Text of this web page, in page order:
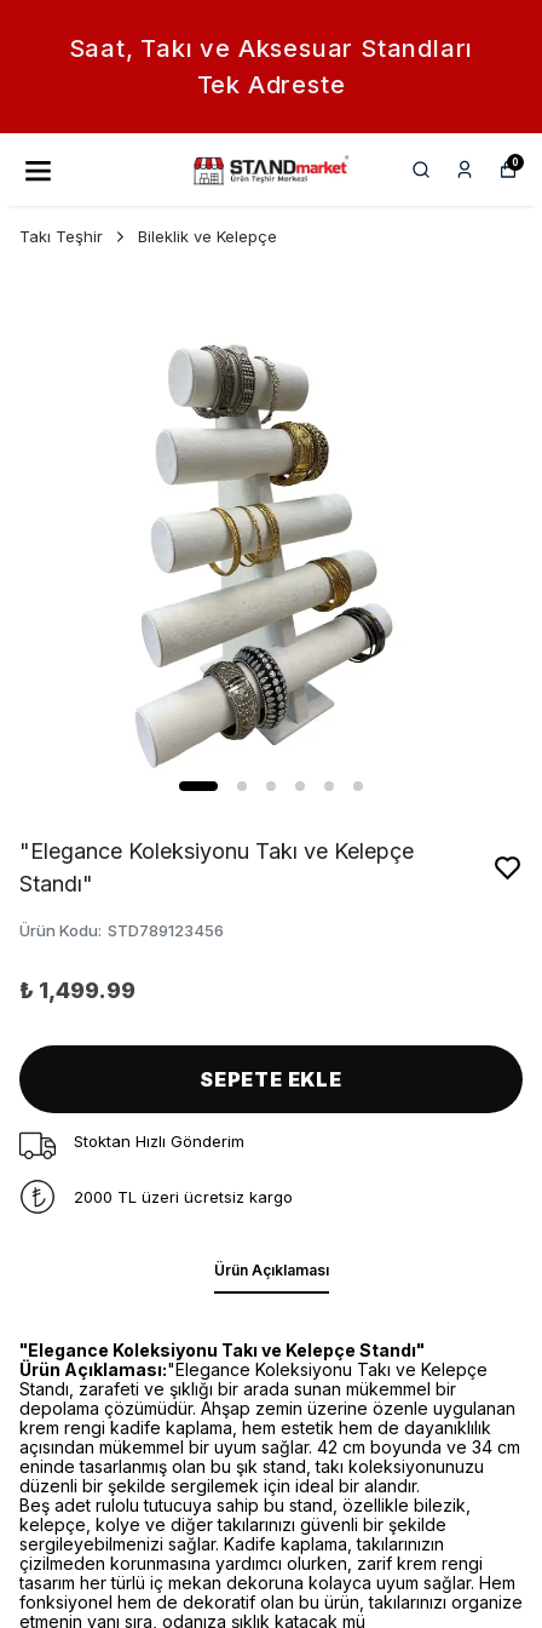
Saat, Takı ve Aksesuar Standları
Tek Adreste
0
Takı Teşhir Bileklik ve Kelepçe
"Elegance Koleksiyonu Takı ve Kelepçe
Standı"
Ürün Kodu: STD789123456
₺ 1,499.99
SEPETE EKLE
Stoktan Hızlı Gönderim
2000 TL üzeri ücretsiz kargo
Ürün Açıklaması
"Elegance Koleksiyonu Takı ve Kelepçe Standı"
Ürün Açıklaması:"Elegance Koleksiyonu Takı ve Kelepçe
Standı, zarafeti ve şıklığı bir arada sunan mükemmel bir
depolama çözümüdür. Ahşap zemin üzerine özenle uygulanan
krem rengi kadife kaplama, hem estetik hem de dayanıklılık
açısından mükemmel bir uyum sağlar. 42 cm boyunda ve 34 cm
eninde tasarlanmış olan bu şık stand, takı koleksiyonunuzu
düzenli bir şekilde sergilemek için ideal bir alandır.
Beş adet rulolu tutucuya sahip bu stand, özellikle bilezik,
kelepçe, kolye ve diğer takılarınızı güvenli bir şekilde
sergileyebilmenizi sağlar. Kadife kaplama, takılarınızın
çizilmeden korunmasına yardımcı olurken, zarif krem rengi
tasarım her türlü iç mekan dekoruna kolayca uyum sağlar. Hem
fonksiyonel hem de dekoratif olan bu ürün, takılarınızı organize
etmenin yanı sıra, odanıza şıklık katacak mü